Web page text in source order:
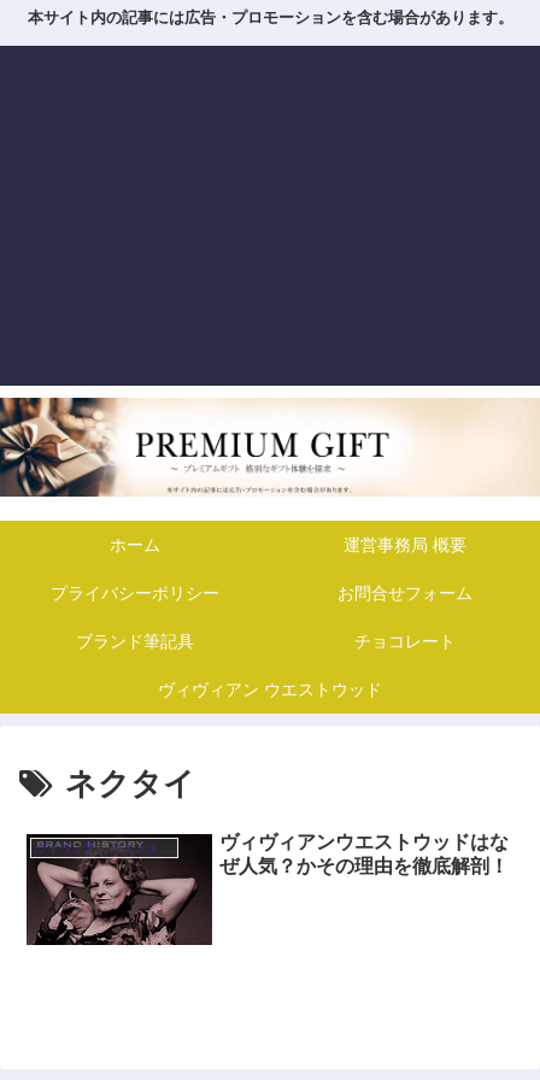
本サイト内の記事には広告・プロモーションを含む場合があります。
ホーム 運営事務局 概要
プライバシーポリシー お問合せフォーム
ブランド筆記具 チョコレート
ヴィヴィアン ウエストウッド
ネクタイ
ヴィヴィアン ウエストウッド
ヴィヴィアンウエストウッドはな
ぜ人気？かその理由を徹底解剖！